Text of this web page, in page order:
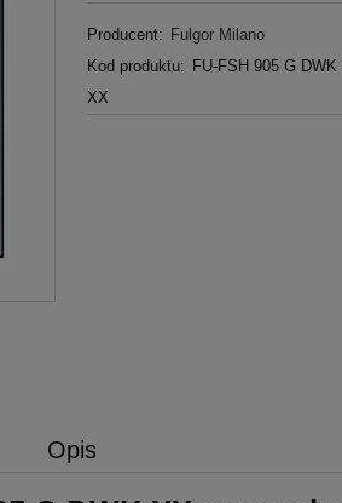
Producent: Fulgor Milano
Kod produktu: FU-FSH 905 G DWK
XX
Opis